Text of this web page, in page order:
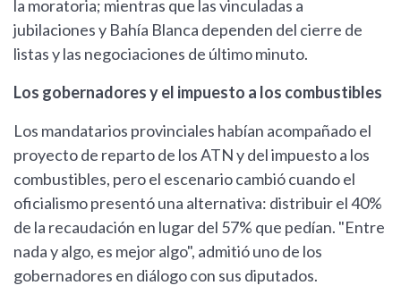
la moratoria; mientras que las vinculadas a
jubilaciones y Bahía Blanca dependen del cierre de
listas y las negociaciones de último minuto.
Los gobernadores y el impuesto a los combustibles
Los mandatarios provinciales habían acompañado el
proyecto de reparto de los ATN y del impuesto a los
combustibles, pero el escenario cambió cuando el
oficialismo presentó una alternativa: distribuir el 40%
de la recaudación en lugar del 57% que pedían. "Entre
nada y algo, es mejor algo", admitió uno de los
gobernadores en diálogo con sus diputados.